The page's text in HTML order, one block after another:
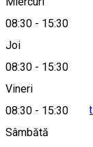
08:30 - 15:30
Joi
08:30 - 15:30
Vineri
08:30 - 15:30
Sâmbătă